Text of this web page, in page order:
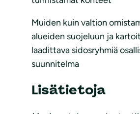
Muiden kuin valtion
alueiden suojeluun ja
laadittava sidosryhmiä
suunnitelma
Lisätietoja